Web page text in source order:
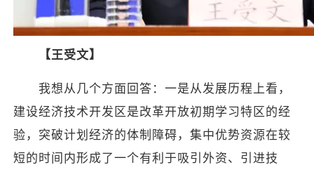
【王受文】
我想从几个方面回答：一是从发展历程上看，
建设经济技术开发区是改革开放初期学习特区的经
验，突破计划经济的体制障碍，集中优势资源在较
短的时间内形成了一个有利于吸引外资、引进技